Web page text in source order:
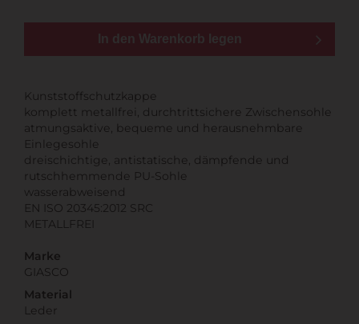
In den Warenkorb legen
Kunststoffschutzkappe
komplett metallfrei, durchtrittsichere Zwischensohle
atmungsaktive, bequeme und herausnehmbare
Einlegesohle
dreischichtige, antistatische, dämpfende und
rutschhemmende PU-Sohle
wasserabweisend
EN ISO 20345:2012 SRC
METALLFREI
Marke
GIASCO
Material
Leder